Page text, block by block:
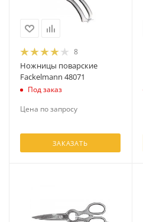
8
Ножницы поварские
Fackelmann 48071
Под заказ
Цена по запросу
ЗАКАЗАТЬ